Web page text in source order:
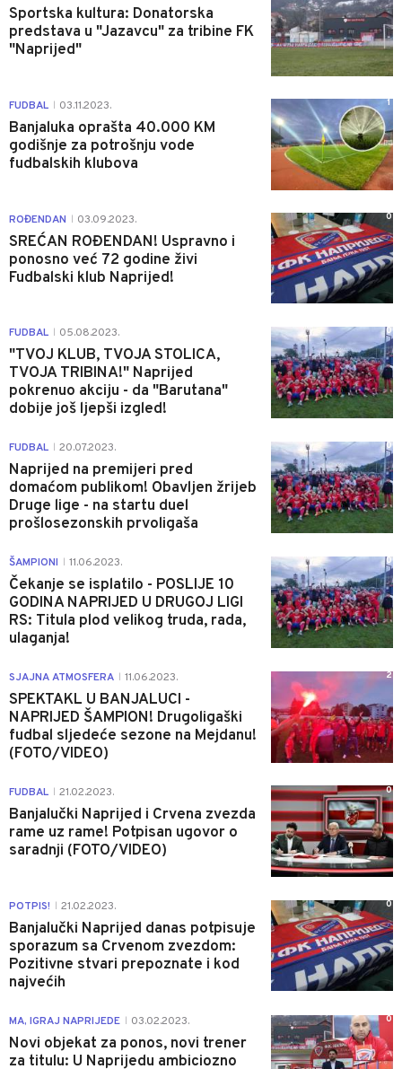
Sportska kultura: Donatorska
predstava u "Jazavcu" za tribine FK
"Naprijed"
FUDBAL 03.11.2023.
Banjaluka oprašta 40.000 KM
godišnje za potrošnju vode
fudbalskih klubova
1
ROĐENDAN 03.09.2023.
SREĆAN ROĐENDAN! Uspravno i
ponosno već 72 godine živi
Fudbalski klub Naprijed!
0
FUDBAL 05.08.2023.
"TVOJ KLUB, TVOJA STOLICA,
TVOJA TRIBINA!" Naprijed
pokrenuo akciju - da "Barutana"
dobije još ljepši izgled!
0
FUDBAL 20.07.2023.
Naprijed na premijeri pred
domaćom publikom! Obavljen žrijeb
Druge lige - na startu duel
prošlosezonskih prvoligaša
0
ŠAMPIONI 11.06.2023.
Čekanje se isplatilo - POSLIJE 10
GODINA NAPRIJED U DRUGOJ LIGI
RS: Titula plod velikog truda, rada,
ulaganja!
0
SJAJNA ATMOSFERA 11.06.2023.
SPEKTAKL U BANJALUCI -
NAPRIJED ŠAMPION! Drugoligaški
fudbal sljedeće sezone na Mejdanu!
(FOTO/VIDEO)
2
FUDBAL 21.02.2023.
Banjalučki Naprijed i Crvena zvezda
rame uz rame! Potpisan ugovor o
saradnji (FOTO/VIDEO)
0
POTPIS! 21.02.2023.
Banjalučki Naprijed danas potpisuje
sporazum sa Crvenom zvezdom:
Pozitivne stvari prepoznate i kod
najvećih
0
MA, IGRAJ NAPRIJEDE 03.02.2023.
Novi objekat za ponos, novi trener
za titulu: U Naprijedu ambiciozno
0